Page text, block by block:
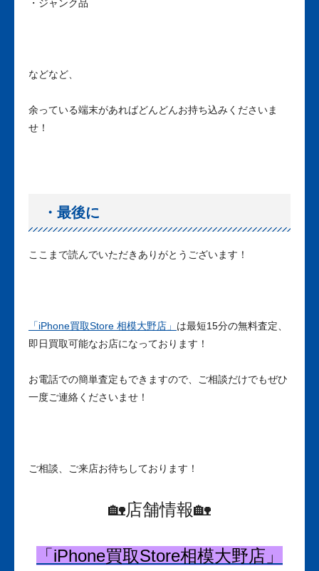
・ジャンク品
などなど、
余っている端末があればどんどんお持ち込みくださいま
せ！
・最後に
ここまで読んでいただきありがとうございます！
「iPhone買取Store 相模大野店」 は最短15分の無料査定、
即日買取可能なお店になっております！
お電話での簡単査定もできますので、ご相談だけでもぜひ
一度ご連絡くださいませ！
ご相談、ご来店お待ちしております！
🏡店舗情報🏡
「iPhone買取Store相模大野店」